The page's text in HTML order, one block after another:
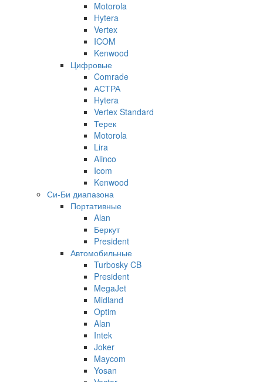
Motorola
Hytera
Vertex
ICOM
Kenwood
Цифровые
Comrade
АСТРА
Hytera
Vertex Standard
Терек
Motorola
Lira
Alinco
Icom
Kenwood
Си-Би диапазона
Портативные
Alan
Беркут
President
Автомобильные
Turbosky CB
President
MegaJet
Midland
Optim
Alan
Intek
Joker
Maycom
Yosan